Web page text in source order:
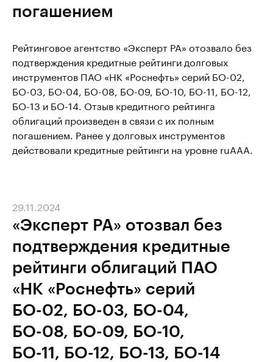
погашением
Рейтинговое агентство «Эксперт РА» отозвало без
подтверждения кредитные рейтинги долговых
инструментов ПАО «НК «Роснефть» серий БО-02,
БО-03, БО-04, БО-08, БО-09, БО-10, БО-11, БО-12,
БО-13 и БО-14. Отзыв кредитного рейтинга
облигаций произведен в связи с их полным
погашением. Ранее у долговых инструментов
действовали кредитные рейтинги на уровне ruААА.
«Эксперт РА» отозвал без
подтверждения кредитные
рейтинги облигаций ПАО
«НК «Роснефть» серий
БО-02, БО-03, БО-04,
БО-08, БО-09, БО-10,
БО-11, БО-12, БО-13, БО-14
29.11.2024